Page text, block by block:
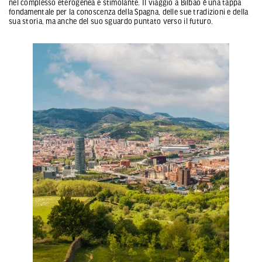
nel complesso eterogenea e stimolante. Il viaggio a Bilbao è una tappa
fondamentale per la conoscenza della Spagna, delle sue tradizioni e della
sua storia, ma anche del suo sguardo puntato verso il futuro.